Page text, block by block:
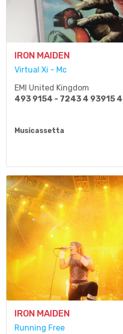
IRON MAIDEN
Virtual Xi - Mc
EMI United Kingdom
493 9154 - 7243 4 93915
Musicassetta
IRON MAIDEN
Running Free